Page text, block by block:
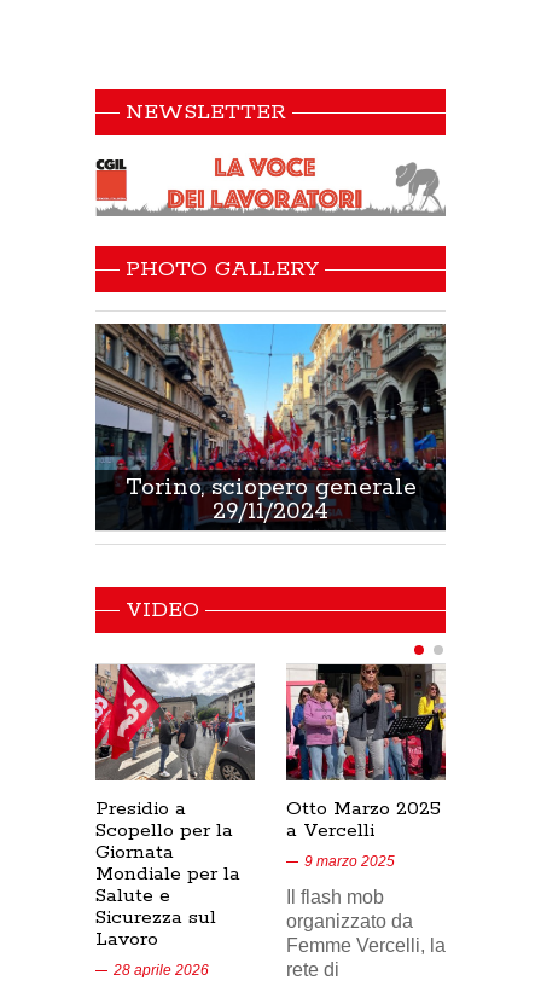
NEWSLETTER
PHOTO GALLERY
Torino, sciopero generale
29/11/2024
VIDEO
Presidio a
Scopello per la
Giornata
Mondiale per la
Salute e
Sicurezza sul
Lavoro
28 aprile 2026
Otto Marzo 2025
a Vercelli
9 marzo 2025
Il flash mob
organizzato da
Femme Vercelli, la
rete di